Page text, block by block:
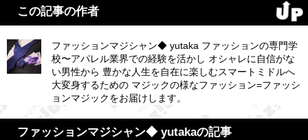
この記事の作者
ファッションマジシャン◆ yutaka ファッションの専門学
校〜アパレル業界での経験を活かし オシャレに自信がな
い男性から 豊かな人生を自在に楽しむスマートミドルへ
大変身するための マジックの様なファッション=ファッシ
ョンマジックをお届けします。
ファッションマジシャン◆ yutakaの記事